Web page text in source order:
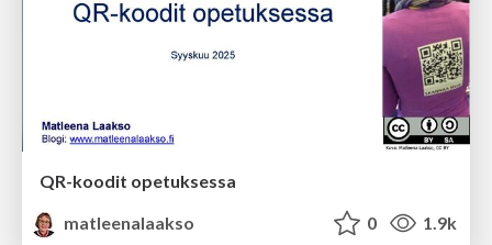
QR-koodit opetuksessa
matleenalaakso
0 1.9k